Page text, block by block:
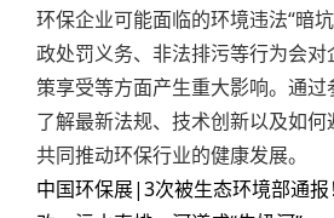
环保企业可能面临的环境违法“暗
政处罚义务、非法排污等行为会
策享受等方面产生重大影响。通
了解最新法规、技术创新以及如何
共同推动环保行业的健康发展。
中国环保展|3次被生态环境部通